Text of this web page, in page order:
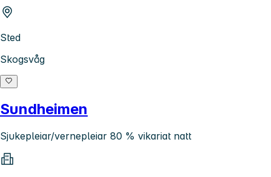
Sted
Skogsvåg
Sundheimen
Sjukepleiar/vernepleiar 80 % vikariat natt